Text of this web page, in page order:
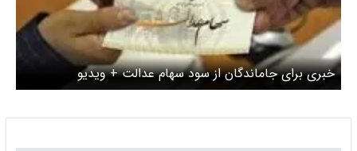
خبری برای جاماندگان از سود سهام عدالت + ویدیو